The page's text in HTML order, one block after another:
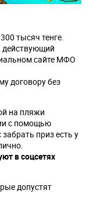
тысяч тенге.
действующий
сайте МФО
договору без
на пляжи
с помощью
приз есть у
в соцсетях
допустят